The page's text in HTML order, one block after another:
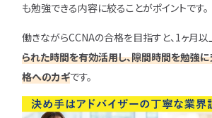
も勉強できる内容に絞ることがポイントです。
働きながらCCNAの合格を目指すと、1ヶ月
られた時間を有効活用し、隙間時間を勉強
格へのカギです。